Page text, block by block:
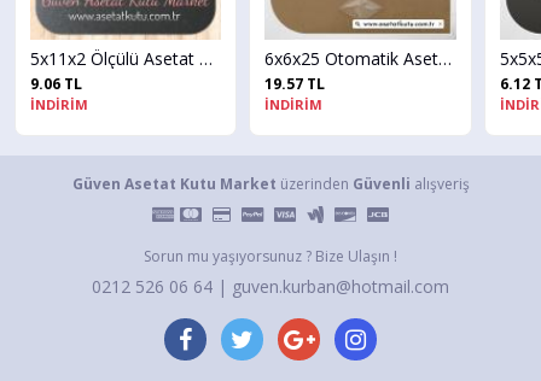
5x11x2 Ölçülü Asetat Kutu
9.06 TL
İNDİRİM
6x6x25 Otomatik Asetat Kutu
19.57 TL
İNDİRİM
6.12
Güven Asetat Kutu Market üzerinden Güvenli alışveriş
Sorun mu yaşıyorsunuz ? Bize Ulaşın !
0212 526 06 64 | guven.kurban@hotmail.com